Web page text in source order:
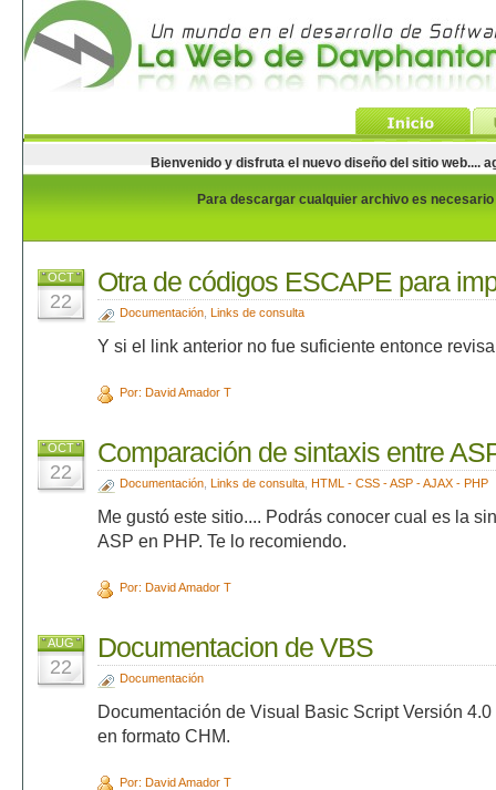
Bienvenido y disfruta el nuevo diseño del sitio web....
Para descargar cualquier archivo es
OCT
22
Otra de códigos ESCAPE para
Documentación, Links de consulta
Y si el link anterior no fue suficiente entonce
Por: David Amador T
OCT
22
Comparación de sintaxis entre
Documentación, Links de consulta, HTML - CSS - ASP - AJAX - PHP
Me gustó este sitio.... Podrás conocer cual es la
ASP en PHP. Te lo recomiendo.
Por: David Amador T
AUG
22
Documentacion de VBS
Documentación
Documentación de Visual Basic Script Versión
en formato CHM.
Por: David Amador T